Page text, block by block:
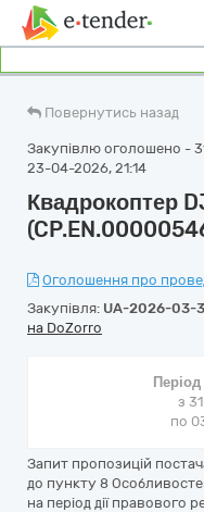
Повернутись назад
Закупівлю оголошено -
23-04-2026, 21:14
Квадрокоптер
Оголошення про
Закупівля: UA-2026-03-
на DoZorro
з
по
Запит пропозицій
до пункту 8
на період дії правового